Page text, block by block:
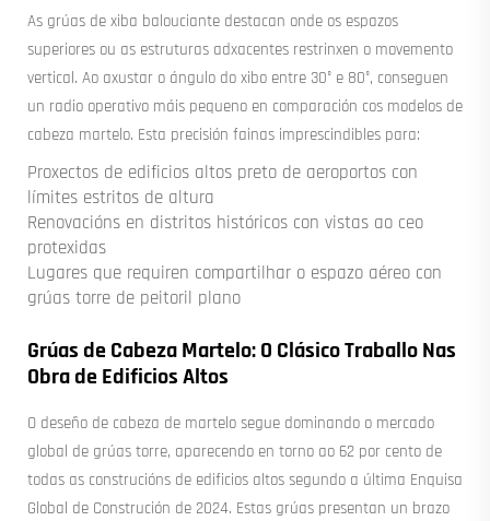
As grúas de xiba balouciante destacan onde os espazos
superiores ou as estruturas adxacentes restrinxen o movemento
vertical. Ao axustar o ángulo do xibo entre 30° e 80°, conseguen
un radio operativo máis pequeno en comparación cos modelos de
cabeza martelo. Esta precisión fainas imprescindibles para:
Proxectos de edificios altos preto de aeroportos con
límites estritos de altura
Renovacións en distritos históricos con vistas ao ceo
protexidas
Lugares que requiren compartilhar o espazo aéreo con
grúas torre de peitoril plano
Grúas de Cabeza Martelo: O Clásico Traballo Nas
Obra de Edificios Altos
O deseño de cabeza de martelo segue dominando o mercado
global de grúas torre, aparecendo en torno ao 62 por cento de
todas as construcións de edificios altos segundo a última Enquisa
Global de Construción de 2024. Estas grúas presentan un brazo